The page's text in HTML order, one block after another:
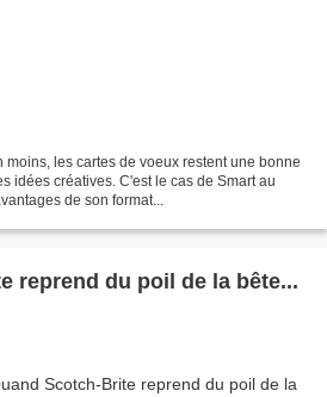
moins, les cartes de voeux restent une bonne
idées créatives. C'est le cas de Smart au
de son format...
reprend du poil de la bête...